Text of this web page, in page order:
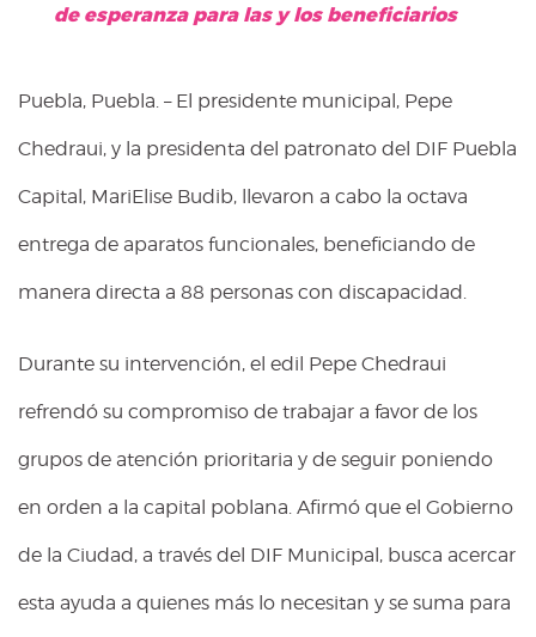
de esperanza para las y los beneficiarios
Puebla, Puebla. – El presidente municipal, Pepe
Chedraui, y la presidenta del patronato del DIF Puebla
Capital, MariElise Budib, llevaron a cabo la octava
entrega de aparatos funcionales, beneficiando de
manera directa a 88 personas con discapacidad.
Durante su intervención, el edil Pepe Chedraui
refrendó su compromiso de trabajar a favor de los
grupos de atención prioritaria y de seguir poniendo
en orden a la capital poblana. Afirmó que el Gobierno
de la Ciudad, a través del DIF Municipal, busca acercar
esta ayuda a quienes más lo necesitan y se suma para